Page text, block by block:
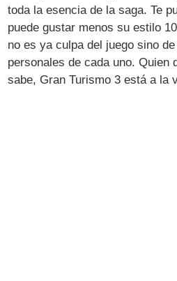
toda la esencia de la saga. Te
puede gustar menos su estilo
no es ya culpa del juego sino
personales de cada uno. Quien
sabe, Gran Turismo 3 está a la